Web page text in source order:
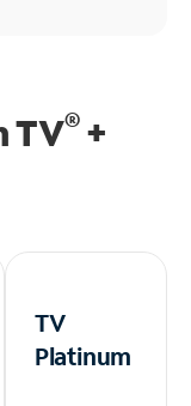
TV®+
TV
Platinum